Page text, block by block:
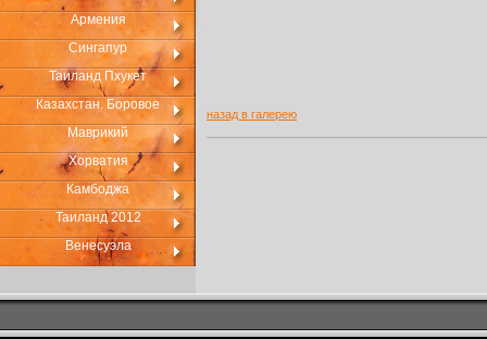
Армения
Сингапур
Таиланд Пхукет
Казахстан. Боровое
Маврикий
Хорватия
Камбоджа
Таиланд 2012
Венесуэла
назад в галерею